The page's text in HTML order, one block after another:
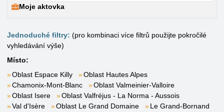
Moje aktovka
Jednoduché filtry: (pro kombinaci více filtrů použijte pokročilé
vyhledávání výše)
Místo:
Oblast Espace Killy
Oblast Hautes Alpes
Chamonix-Mont-Blanc
Oblast Valmeinier-Valloire
Oblast Isere
Oblast Valfréjus - La Norma - Aussois
Val d'Isère
Oblast Le Grand Domaine
Le Grand-Bornand